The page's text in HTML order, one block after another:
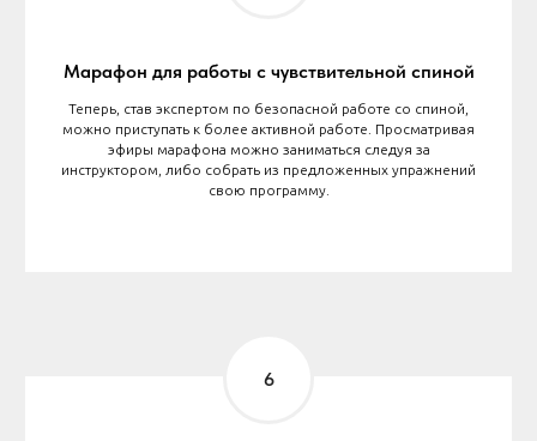
Марафон для работы с чувствительной спиной
Теперь, став экспертом по безопасной работе со спиной,
можно приступать к более активной работе. Просматривая
эфиры марафона можно заниматься следуя за
инструктором, либо собрать из предложенных упражнений
свою программу.